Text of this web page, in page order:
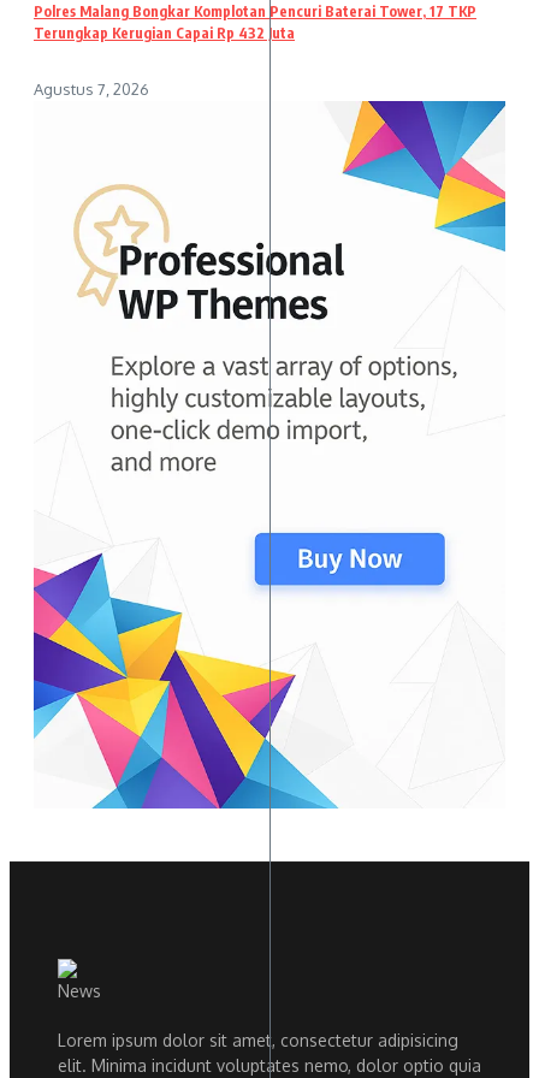
Polres Malang Bongkar Komplotan Pencuri Baterai Tower, 17 TKP
Terungkap Kerugian Capai Rp 432 Juta
Agustus 7, 2026
Lorem ipsum dolor sit amet, consectetur adipisicing
elit. Minima incidunt voluptates nemo, dolor optio quia